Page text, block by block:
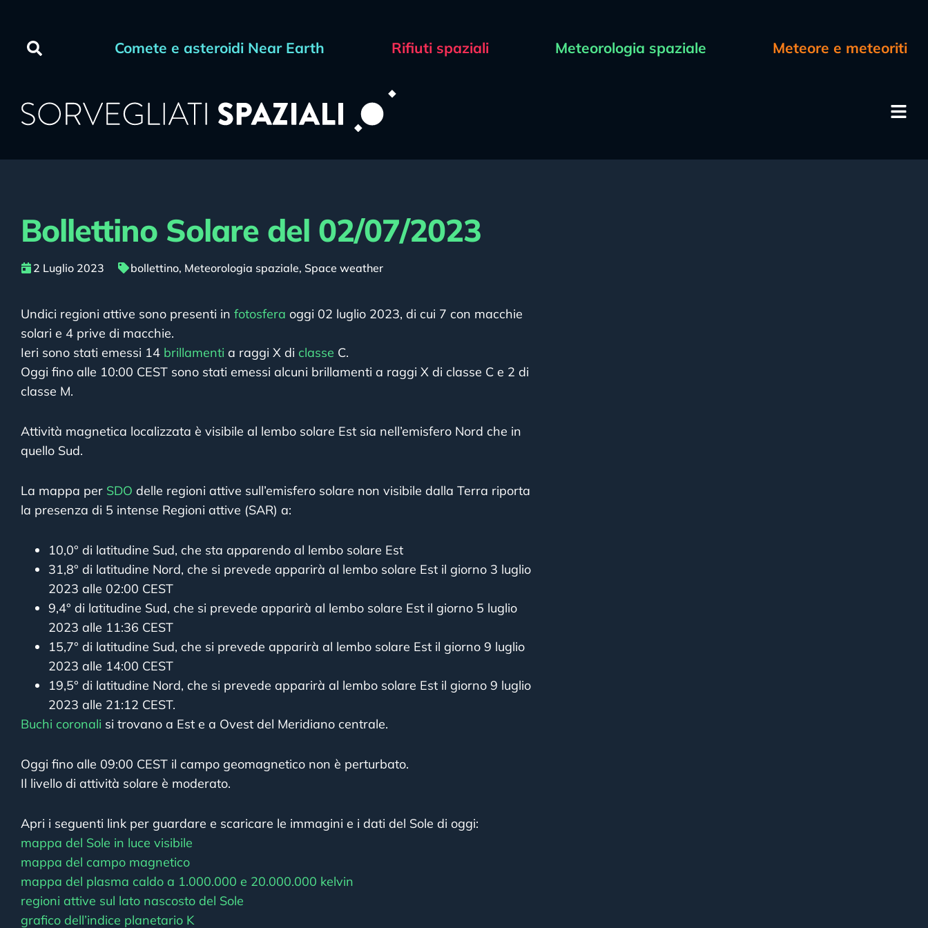
Comete e asteroidi Near Earth Rifiuti spaziali Meteorologia spaziale Meteore e meteoriti
Bollettino Solare del 02/07/2023
2 Luglio 2023 bollettino, Meteorologia spaziale, Space weather
Undici regioni attive sono presenti in fotosfera oggi 02 luglio 2023, di cui 7 con macchie
solari e 4 prive di macchie.
Ieri sono stati emessi 14 brillamenti a raggi X di classe C.
Oggi fino alle 10:00 CEST sono stati emessi alcuni brillamenti a raggi X di classe C e 2 di
classe M.
Attività magnetica localizzata è visibile al lembo solare Est sia nell’emisfero Nord che in
quello Sud.
La mappa per SDO delle regioni attive sull’emisfero solare non visibile dalla Terra riporta
la presenza di 5 intense Regioni attive (SAR) a:
10,0° di latitudine Sud, che sta apparendo al lembo solare Est
31,8° di latitudine Nord, che si prevede apparirà al lembo solare Est il giorno 3 luglio
2023 alle 02:00 CEST
9,4° di latitudine Sud, che si prevede apparirà al lembo solare Est il giorno 5 luglio
2023 alle 11:36 CEST
15,7° di latitudine Sud, che si prevede apparirà al lembo solare Est il giorno 9 luglio
2023 alle 14:00 CEST
19,5° di latitudine Nord, che si prevede apparirà al lembo solare Est il giorno 9 luglio
2023 alle 21:12 CEST.
Buchi coronali si trovano a Est e a Ovest del Meridiano centrale.
Oggi fino alle 09:00 CEST il campo geomagnetico non è perturbato.
Il livello di attività solare è moderato.
Apri i seguenti link per guardare e scaricare le immagini e i dati del Sole di oggi:
mappa del Sole in luce visibile
mappa del campo magnetico
mappa del plasma caldo a 1.000.000 e 20.000.000 kelvin
regioni attive sul lato nascosto del Sole
grafico dell’indice planetario K